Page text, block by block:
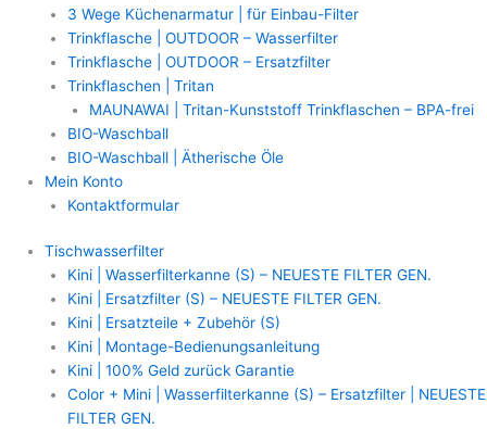
3 Wege Küchenarmatur | für Einbau-Filter
Trinkflasche | OUTDOOR – Wasserfilter
Trinkflasche | OUTDOOR – Ersatzfilter
Trinkflaschen | Tritan
MAUNAWAI | Tritan-Kunststoff Trinkflaschen – BPA-frei
BIO-Waschball
BIO-Waschball | Ätherische Öle
Mein Konto
Kontaktformular
Tischwasserfilter
Kini | Wasserfilterkanne (S) – NEUESTE FILTER GEN.
Kini | Ersatzfilter (S) – NEUESTE FILTER GEN.
Kini | Ersatzteile + Zubehör (S)
Kini | Montage-Bedienungsanleitung
Kini | 100% Geld zurück Garantie
Color + Mini | Wasserfilterkanne (S) – Ersatzfilter | NEUESTE
FILTER GEN.